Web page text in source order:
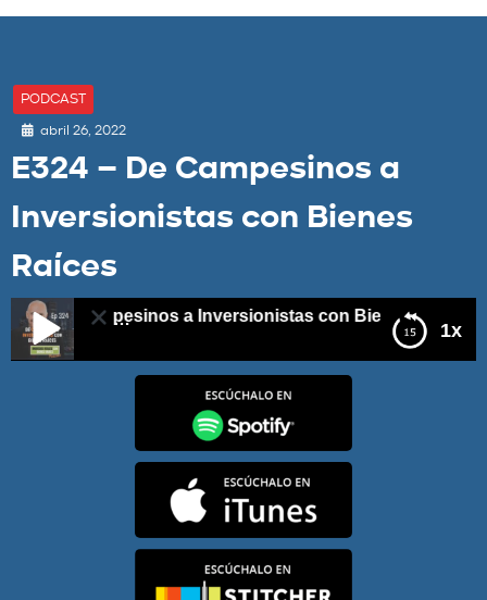
PODCAST
abril 26, 2022
E324 – De Campesinos a
Inversionistas con Bienes
Raíces
1x
De Campesinos a Inversionistas con Bienes Raíces
E324 – De Campesinos a Inversionistas con Bienes